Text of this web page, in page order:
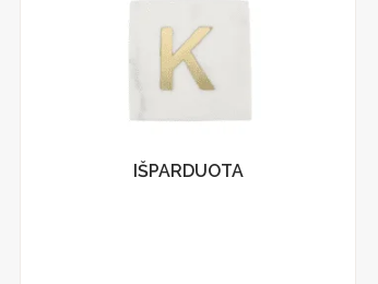
IŠPARDUOTA